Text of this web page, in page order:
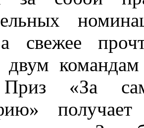
свежее
двум
Приз «За